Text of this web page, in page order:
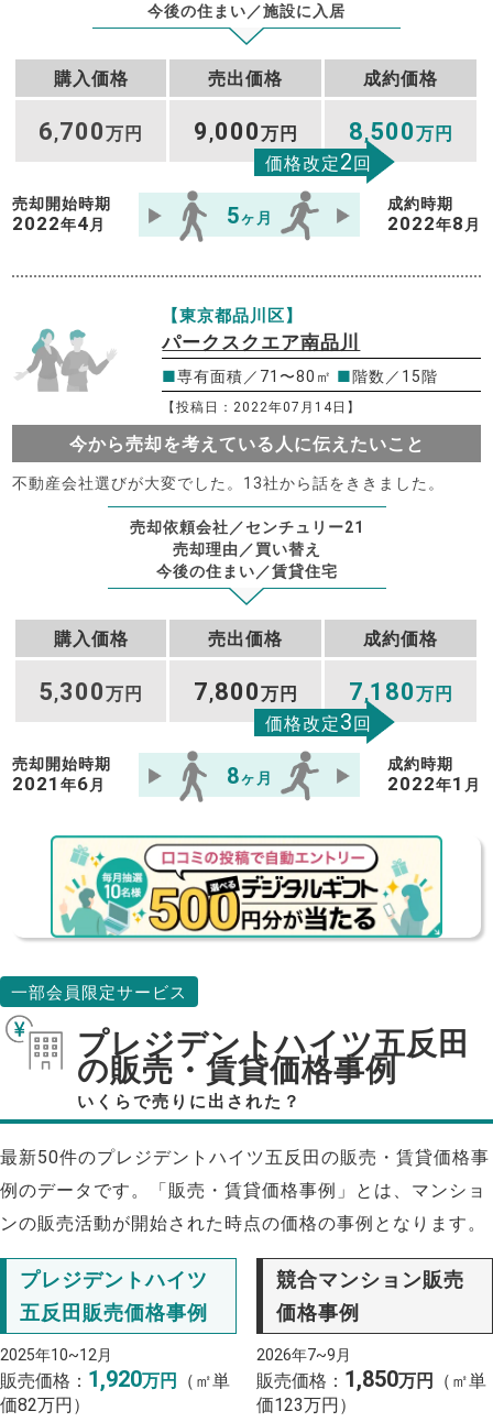
今後の住まい／施設に入居
購入価格 売出価格 成約価格
6,700万円 9 ,000万円 8,500万円
価格改定2回
売却開始時期
2022年4 月 5ヶ月
成約時期
2022年8 月
【東京都品川区】
パークスクエア南品川
■専有面積／71〜80㎡ ■階数／15階
【投稿日：2022年07月14日】
今から売却を考えている人に伝えたいこと
不動産会社選びが大変でした。13社から話をききました。
売却依頼会社／センチュリー21
売却理由／買い替え
今後の住まい／賃貸住宅
購入価格 売出価格 成約価格
5,300万円 7,800万円 7,180万円
価格改定3回
売却開始時期
2021年6 月 8ヶ月
成約時期
2022年1 月
一部会員限定サービス
プレジデントハイツ五反田
の販売・賃貸価格事例
いくらで売りに出された？
最新50件のプレジデントハイツ五反田の販売・賃貸価格事
例のデータです。「販売・賃貸価格事例」とは、マンショ
ンの販売活動が開始された時点の価格の事例となります。
プレジデントハイツ
五反田販売価格事例
2025年10~12月
販売価格： 1,920万円
（㎡単
価82万円）
競合マンション販売
価格事例
2026年7~9月
販売価格： 1,850万円
（㎡単
価123万円）